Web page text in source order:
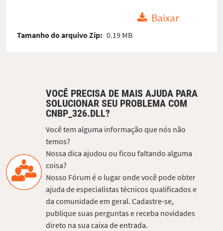
Baixar
Tamanho do arquivo Zip: 0.19 MB
VOCÊ PRECISA DE MAIS AJUDA PARA
SOLUCIONAR SEU PROBLEMA COM
CNBP_326.DLL?
Você tem alguma informação que nós não
temos?
Nossa dica ajudou ou ficou faltando alguma
coisa?
Nosso Fórum é o lugar onde você pode obter
ajuda de especialistas técnicos qualificados e
da comunidade em geral. Cadastre-se,
publique suas perguntas e receba novidades
direto na sua caixa de entrada.